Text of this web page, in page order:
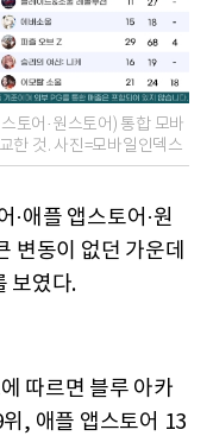
토어·원스토어) 통합 모바
한 것. 사진=모바일인덱스
·애플 앱스토어·원
변동이 없던 가운데
보였다.
따르면 블루 아카
, 애플 앱스토어 13